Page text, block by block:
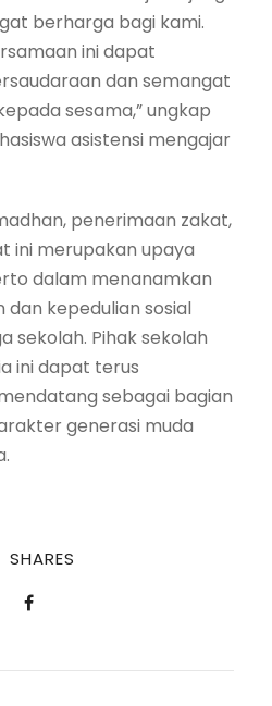
berharga bagi kami.
ini dapat
dan semangat
sesama,” ungkap
asistensi mengajar
penerimaan zakat,
ini merupakan upaya
dalam menanamkan
kepedulian sosial
sekolah. Pihak sekolah
ini dapat terus
sebagai bagian
generasi muda
SHARES